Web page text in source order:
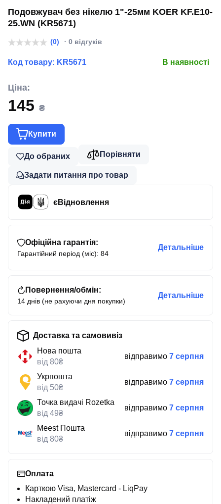
Подовжувач без нікелю 1"-25мм KOER KF.E10-
25.WN (KR5671)
(0) · 0 відгуків
Код товару: KR5671 В наявності
Ціна:
145 ₴
Купити
До обраних Порівняти
Задати питання про товар
єВідновлення
Офіційна гарантія:
Гарантійний період (міс): 84
Детальніше
Повернення/обмін:
14 днів (не рахуючи дня покупки)
Детальніше
Доставка та самовивіз
Нова пошта
від 80₴
відправимо 7 серпня
Укрпошта
від 50₴
відправимо 7 серпня
Точка видачі Rozetka
від 49₴
відправимо 7 серпня
Meest Пошта
від 80₴
відправимо 7 серпня
Оплата
Карткою Visa, Mastercard - LiqPay
Накладений платіж